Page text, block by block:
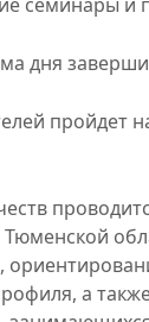
дня
пройдет
а